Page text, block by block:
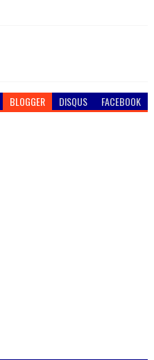
BLOGGER DISQUS FACEBOOK